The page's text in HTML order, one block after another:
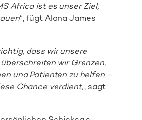
Africa ist es unser Ziel,
“, fügt Alana James
dass wir unsere
wir Grenzen,
und Patienten zu helfen –
Chance verdient„, sagt